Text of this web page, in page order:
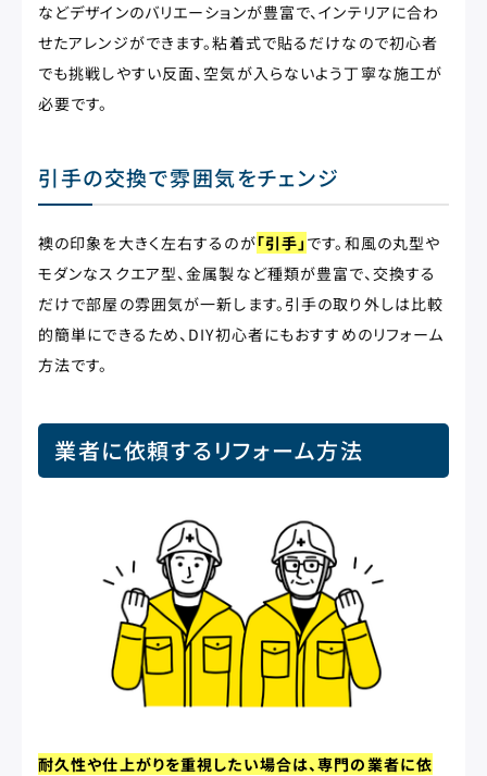
などデザインのバリエーションが豊富で、インテリアに合わ
せたアレンジができます。粘着式で貼るだけなので初心者
でも挑戦しやすい反面、空気が入らないよう丁寧な施工が
必要です。
引手の交換で雰囲気をチェンジ
襖の印象を大きく左右するのが「引手」 です。和風の丸型や
モダンなスクエア型、金属製など種類が豊富で、交換する
だけで部屋の雰囲気が一新します。引手の取り外しは比較
的簡単にできるため、DIY初心者にもおすすめのリフォーム
方法です。
業者に依頼するリフォーム方法
耐久性や仕上がりを重視したい場合は、専門の業者に依